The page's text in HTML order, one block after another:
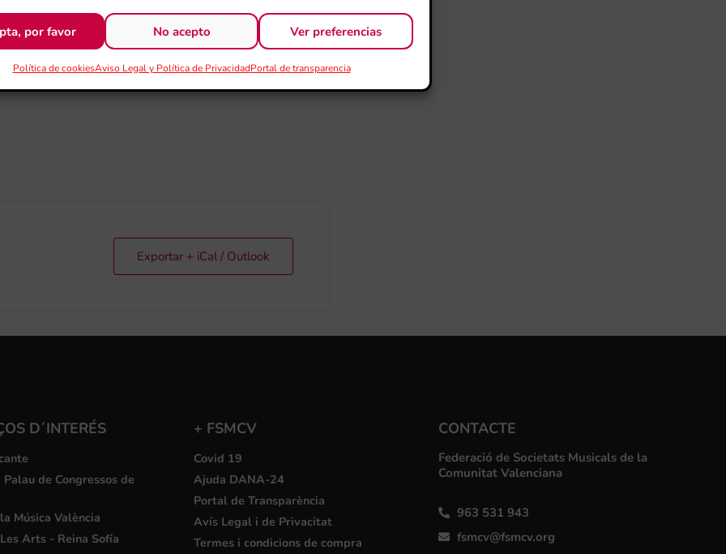
por favor No acepto Ver preferencias
Política de cookiesAviso Legal y Política de PrivacidadPortal de transparencia
DE SANTA CECILIA –
NOVA” DE XÀTIVA
Exportar + iCal / Outlook
D´INTERÉS
de Congressos de
Música València
Arts - Reina Sofía
+ FSMCV
Covid 19
Ajuda DANA-24
Portal de Transparència
Avís Legal i de Privacitat
Termes i condicions de compra
CONTACTE
Federació de Societats Musicals de la
Comunitat Valenciana
963 531 943
fsmcv@fsmcv.org